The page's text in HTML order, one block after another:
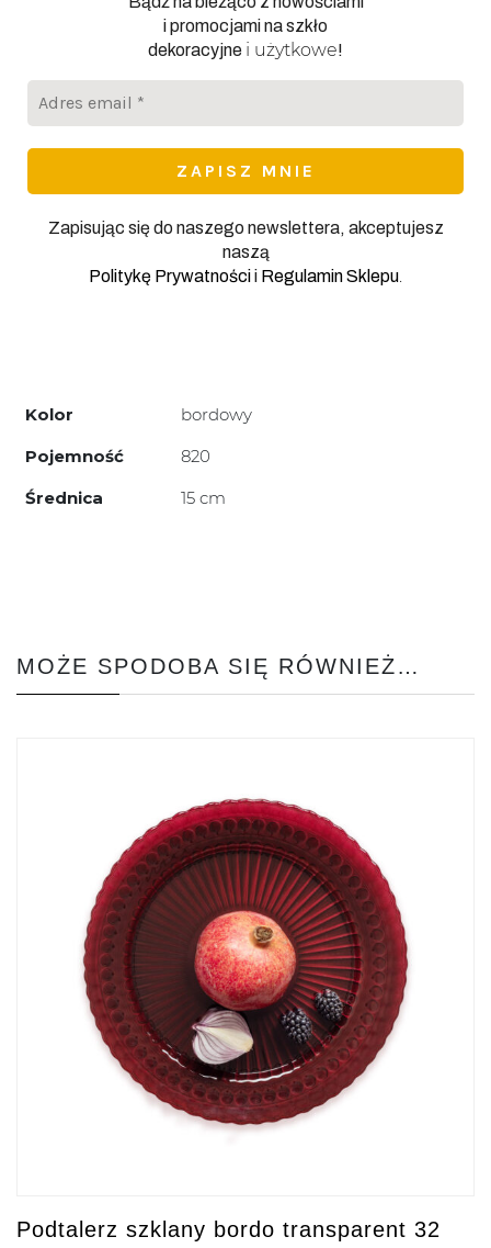
i promocjami na szkło
dekoracyjne i użytkowe!
Zapisując się do naszego newslettera, akceptujesz
naszą
Politykę Prywatnościi Regulamin Sklepu
Kolor
bordowy
Pojemność
820
Średnica
15 cm
MOŻE SPODOBA SIĘ RÓWNIEŻ…
Podtalerz szklany bordo transparent 32